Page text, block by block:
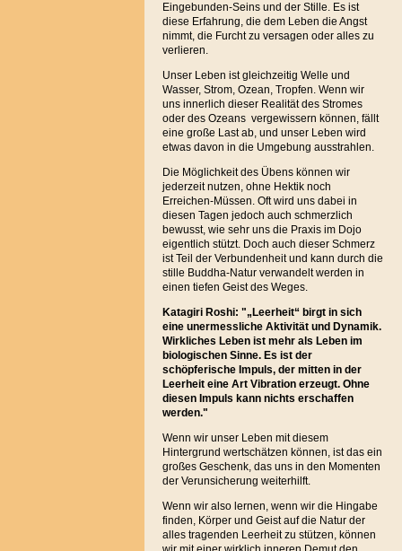
Eingebunden-Seins und der Stille. Es ist
diese Erfahrung, die dem Leben die Angst
nimmt, die Furcht zu versagen oder alles zu
verlieren.
Unser Leben ist gleichzeitig Welle und
Wasser, Strom, Ozean, Tropfen. Wenn wir
uns innerlich dieser Realität des Stromes
oder des Ozeans vergewissern können, fällt
eine große Last ab, und unser Leben wird
etwas davon in die Umgebung ausstrahlen.
Die Möglichkeit des Übens können wir
jederzeit nutzen, ohne Hektik noch
Erreichen-Müssen. Oft wird uns dabei in
diesen Tagen jedoch auch schmerzlich
bewusst, wie sehr uns die Praxis im Dojo
eigentlich stützt. Doch auch dieser Schmerz
ist Teil der Verbundenheit und kann durch die
stille Buddha-Natur verwandelt werden in
einen tiefen Geist des Weges.
Katagiri Roshi: "„Leerheit“ birgt in sich
eine unermessliche Aktivität und Dynamik.
Wirkliches Leben ist mehr als Leben im
biologischen Sinne. Es ist der
schöpferische Impuls, der mitten in der
Leerheit eine Art Vibration erzeugt. Ohne
diesen Impuls kann nichts erschaffen
werden."
Wenn wir unser Leben mit diesem
Hintergrund wertschätzen können, ist das ein
großes Geschenk, das uns in den Momenten
der Verunsicherung weiterhilft.
Wenn wir also lernen, wenn wir die Hingabe
finden, Körper und Geist auf die Natur der
alles tragenden Leerheit zu stützen, können